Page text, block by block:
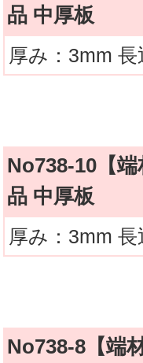
品 中厚板
厚み：3mm
No738-10【
品 中厚板
厚み：3mm
No738-8【端